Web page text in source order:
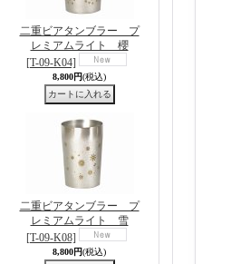
二重ビアタンブラー プ
レミアムライト 櫻
[T-09-K04]
8,800円(税込)
二重ビアタンブラー プ
レミアムライト 雪
[T-09-K08]
8,800円(税込)